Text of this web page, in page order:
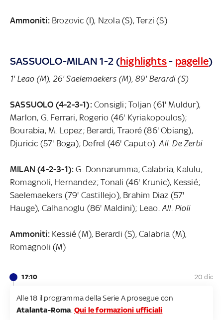
Ammoniti:Brozovic (I), Nzola (S), Terzi (S)
SASSUOLO-MILAN 1-2 (highlights- pagelle)
1' Leao (M), 26' Saelemaekers (M), 89' Berardi (S)
SASSUOLO (4-2-3-1):Consigli; Toljan (61' Muldur),
Marlon, G. Ferrari, Rogerio (46' Kyriakopoulos);
Bourabia, M. Lopez; Berardi, Traoré (86' Obiang),
Djuricic (57' Boga); Defrel (46' Caputo).All. De Zerbi
MILAN (4-2-3-1): G. Donnarumma; Calabria, Kalulu,
Romagnoli, Hernandez; Tonali (46' Krunic), Kessié;
Saelemaekers (79' Castillejo), Brahim Diaz (57'
Hauge), Calhanoglu (86' Maldini); Leao. All. Pioli
Ammoniti: Kessié (M), Berardi (S), Calabria (M),
Romagnoli (M)
17:10 20 dic
Alle 18 il programma della Serie A prosegue con
Atalanta-Roma .Qui le formazioni ufficiali